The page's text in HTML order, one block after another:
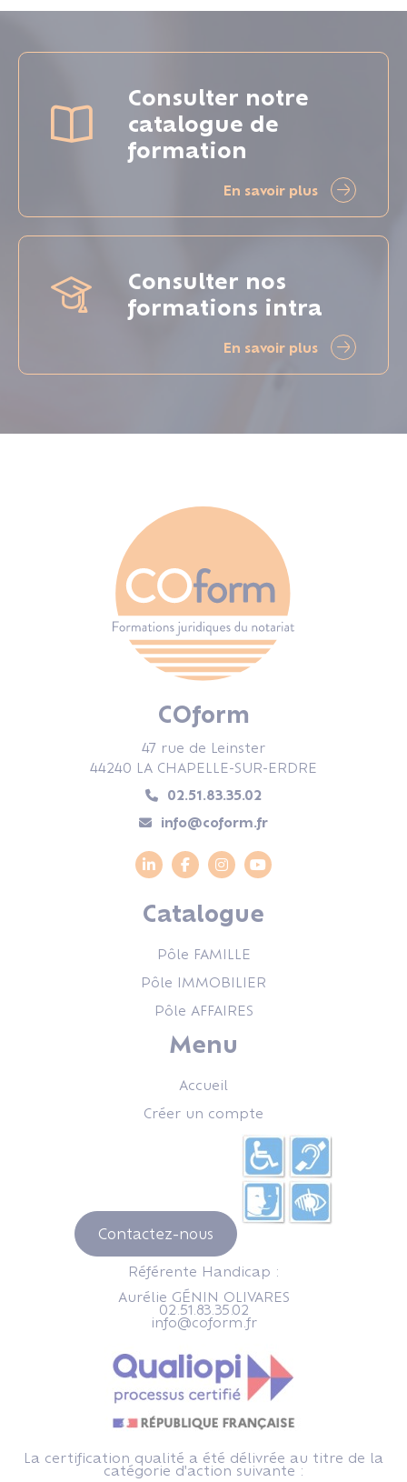
Consulter notre
catalogue de
formation
En savoir plus
Consulter nos
formations intra
En savoir plus
COform
47 rue de Leinster
44240 LA CHAPELLE-SUR-ERDRE
02.51.83.35.02
info@coform.fr
Catalogue
Pôle FAMILLE
Pôle IMMOBILIER
Pôle AFFAIRES
Menu
Accueil
Créer un compte
Contactez-nous
Référente Handicap :
Aurélie GÉNIN OLIVARES
02.51.83.35.02
info@coform.fr
La certification qualité a été délivrée au titre de la
catégorie d'action suivante :